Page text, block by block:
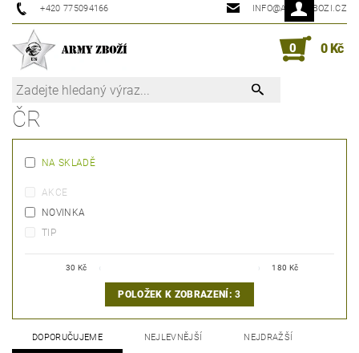
+420 775094166 INFO@ARMYZBOZI.CZ
0 0 Kč
ČR
NA SKLADĚ
AKCE
NOVINKA
TIP
30 Kč 180 Kč
POLOŽEK K ZOBRAZENÍ:3
DOPORUČUJEME NEJLEVNĚJŠÍ NEJDRAŽŠÍ